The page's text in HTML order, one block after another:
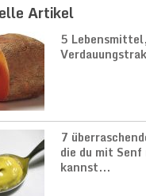
Artikel
5
7
die du mit Senf
kannst...